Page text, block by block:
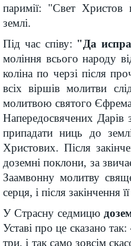
паримії: "Свет Христов
землі.
Під час співу: "Да
моління всього народу
коліна по черзі після
всіх віршів молитви
молитвою святого
Напередосвячених Дарів
припадати ниць до
Христових. Після
доземні поклони, за
Заамвонну молитву
серця, і після закінчення
У Страсну седмицю
Уставі про це сказано
три, і так само зовсім